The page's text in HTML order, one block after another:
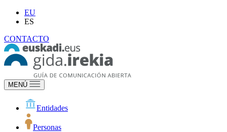
EU
ES
CONTACTO
MENÚ
Entidades
Personas